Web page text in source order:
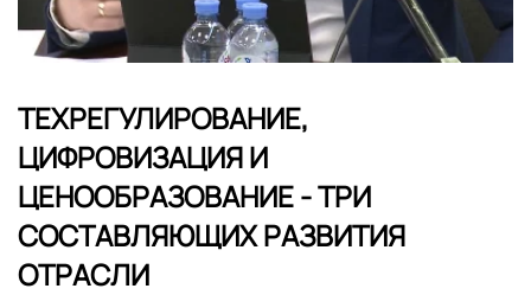
ТЕХРЕГУЛИРОВАНИЕ,
ЦИФРОВИЗАЦИЯ И
ЦЕНООБРАЗОВАНИЕ - ТРИ
СОСТАВЛЯЮЩИХ РАЗВИТИЯ
ОТРАСЛИ